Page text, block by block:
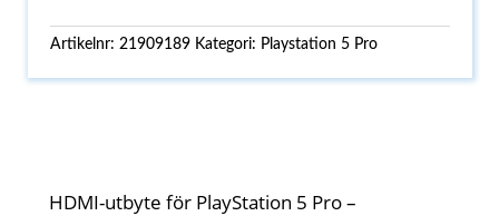
Artikelnr:21909189 Kategori: Playstation 5 Pro
HDMI-utbyte för PlayStation 5 Pro –